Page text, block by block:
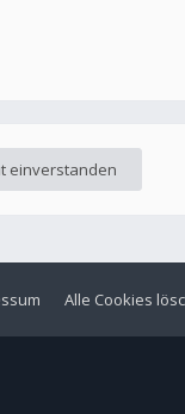
Alle Cookies